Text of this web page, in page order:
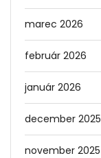
marec 2026
február 2026
január 2026
december 2025
november 2025